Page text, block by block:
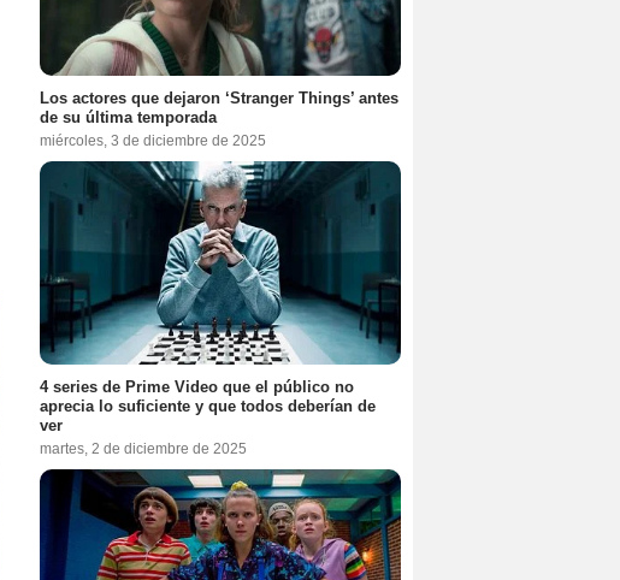
Los actores que dejaron ‘Stranger Things’ antes
de su última temporada
miércoles, 3 de diciembre de 2025
4 series de Prime Video que el público no
aprecia lo suficiente y que todos deberían de
ver
martes, 2 de diciembre de 2025